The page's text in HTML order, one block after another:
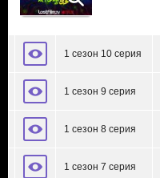
1 сезон 10 серия
1 сезон 9 серия
1 сезон 8 серия
1 сезон 7 серия